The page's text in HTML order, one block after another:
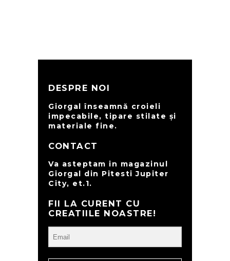
DESPRE NOI
Giorgal înseamnă croieli
impecabile, tipare stilate și
materiale fine.
CONTACT
Va asteptam in magazinul
Giorgal din Pitesti Jupiter
City, et.1.
FII LA CURENT CU
CREATIILE NOASTRE!